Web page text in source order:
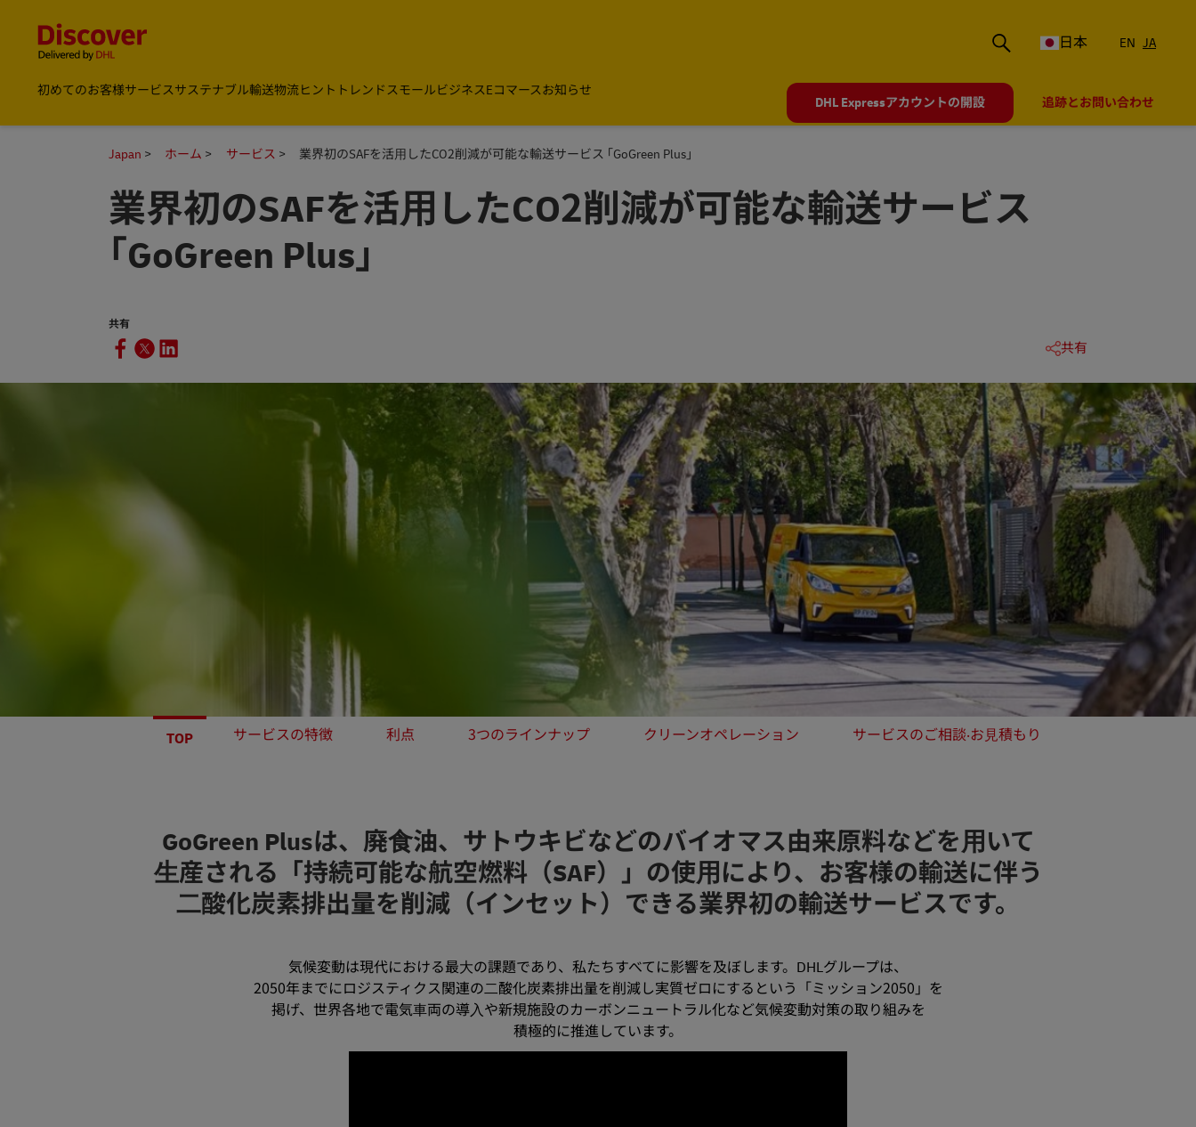
DHL Discover Japan
日本 EN JA
初めてのお客様サービスサステナブル輸送物流ヒント トレンドスモールビジネスEコマースお知らせ
DHL Expressアカウントの開設
追跡とお問い合わせ
Japan ホーム サービス 業界初のSAFを活⽤したCO2削減が可能な輸送サービス ｢GoGreen Plus｣
業界初のSAFを活⽤したCO2削減が可能な輸送サービス
｢GoGreen Plus｣
共有
共有
TOP サービスの特徴 利点 3つのラインナップ クリーンオペレーション サービスのご相談‧お⾒積もり
GoGreen Plusは、廃⾷油、サトウキビなどのバイオマス由来原料などを⽤いて
⽣産される「持続可能な航空燃料（SAF）」の使⽤により、お客様の輸送に伴う
⼆酸化炭素排出量を削減（インセット）できる業界初の輸送サービスです。
気候変動は現代における最⼤の課題であり、私たちすべてに影響を及ぼします。DHLグループは、
2050年までにロジスティクス関連の⼆酸化炭素排出量を削減し実質ゼロにするという「ミッション2050」を
掲げ、世界各地で電気⾞両の導⼊や新規施設のカーボンニュートラル化など気候変動対策の取り組みを
積極的に推進しています。